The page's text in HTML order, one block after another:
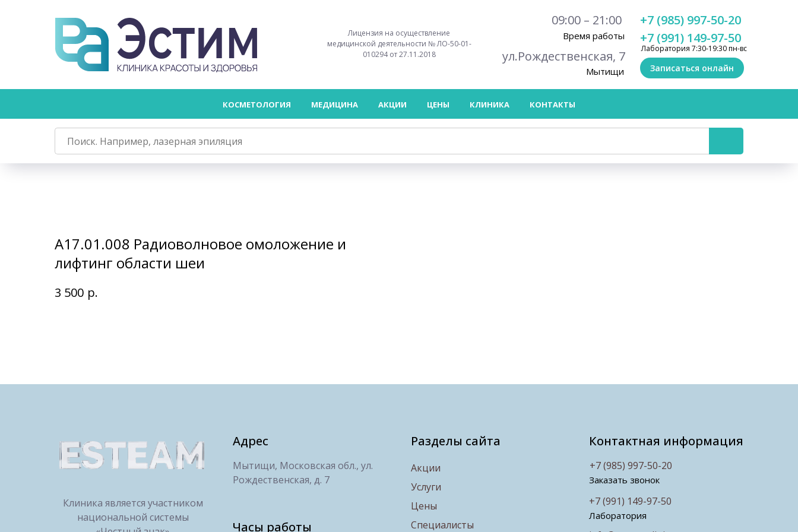
Время работы
Мытищи
ул.Рождественская, 7
09:00 – 21:00
Лаборатория 7:30-19:30 пн-вс
+7 (991) 149-97-50
+7 (985) 997-50-20
Лицензия на осуществление
медицинской деятельности № ЛО-50-01-
010294 от 27.11.2018
Записаться онлайн
КОСМЕТОЛОГИЯ МЕДИЦИНА АКЦИИ ЦЕНЫ КЛИНИКА КОНТАКТЫ
А17.01.008 Радиоволновое омоложение и
лифтинг области шеи
3 500 р.
Клиника является участником
национальной системы
Часы работы
Адрес
Мытищи, Московская обл., ул.
Рождественская, д. 7
Контактная информация
Разделы сайта
Акции
Услуги
Цены
Специалисты
Заказать звонок
Лаборатория
+7 (991) 149-97-50
+7 (985) 997-50-20